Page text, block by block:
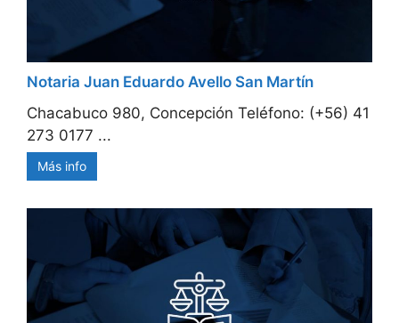
Notaria Juan Eduardo Avello San Martín
Chacabuco 980, Concepción Teléfono: (+56) 41
273 0177 ...
Más info